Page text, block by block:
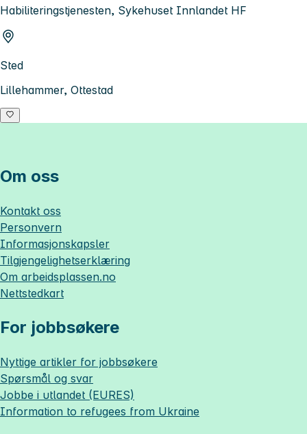
Habiliteringstjenesten, Sykehuset Innlandet HF
Sted
Lillehammer, Ottestad
Om oss
Kontakt oss
Personvern
Informasjonskapsler
Tilgjengelighetserklæring
Om arbeidsplassen.no
Nettstedkart
For jobbsøkere
Nyttige artikler for jobbsøkere
Spørsmål og svar
Jobbe i utlandet (EURES)
Information to refugees from Ukraine